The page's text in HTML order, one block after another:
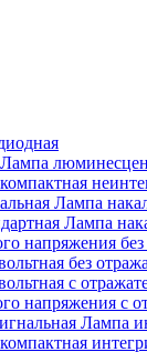
Лампа
Лампа
Лампа
Лампа